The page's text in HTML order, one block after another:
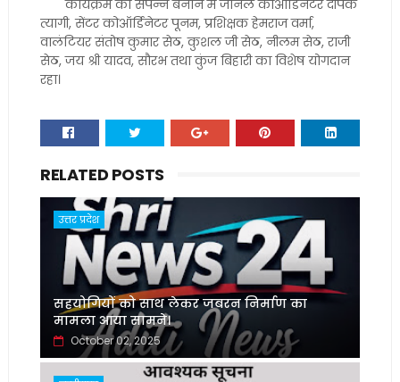
कार्यक्रम को संपन्न बनाने में जोनल कोऑर्डिनेटर दीपक
त्यागी, सेंटर कोऑर्डिनेटर पूनम, प्रशिक्षक हेमराज वर्मा,
वालंटियर संतोष कुमार सेठ, कुशल जी सेठ, नीलम सेठ, राजी
सेठ, जय श्री यादव, सौरभ तथा कुंज बिहारी का विशेष योगदान
रहा।
RELATED POSTS
उत्तर प्रदेश
सहयोगियों को साथ लेकर जबरन निर्माण का
मामला आया सामने।
October 02, 2025